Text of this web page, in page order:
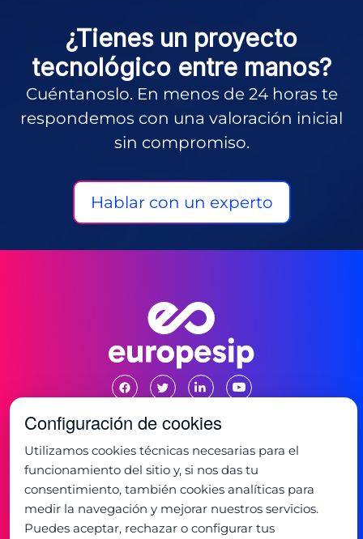
¿Tienes un proyecto
tecnológico entre manos?
Cuéntanoslo. En menos de 24 horas te
respondemos con una valoración inicial
sin compromiso.
Hablar con un experto
Oficina:
C/ de la Mancha 1
28823 - Coslada, Madrid
+34 91 673 32 32
Horario:
Configuración de cookies
Utilizamos cookies técnicas necesarias para el
funcionamiento del sitio y, si nos das tu
consentimiento, también cookies analíticas para
medir la navegación y mejorar nuestros servicios.
Puedes aceptar, rechazar o configurar tus